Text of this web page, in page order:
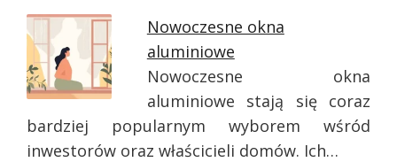
Nowoczesne okna
aluminiowe
Nowoczesne okna
aluminiowe stają się coraz
bardziej popularnym wyborem wśród
inwestorów oraz właścicieli domów. Ich…